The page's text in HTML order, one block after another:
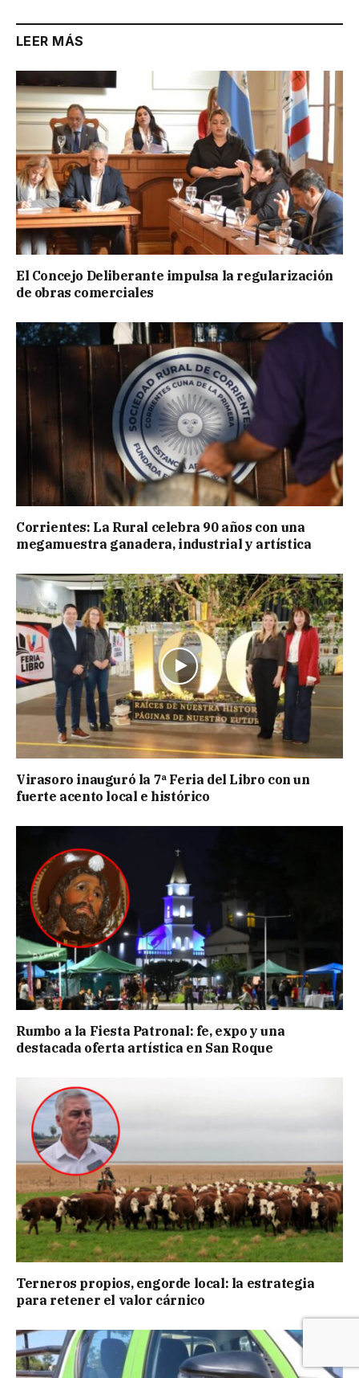
LEER MÁS
El Concejo Deliberante impulsa la regularización
de obras comerciales
Corrientes: La Rural celebra 90 años con una
megamuestra ganadera, industrial y artística
Virasoro inauguró la 7ª Feria del Libro con un
fuerte acento local e histórico
Rumbo a la Fiesta Patronal: fe, expo y una
destacada oferta artística en San Roque
Terneros propios, engorde local: la estrategia
para retener el valor cárnico